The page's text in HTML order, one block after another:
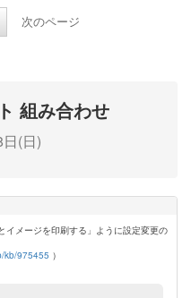
次のページ
組み合わせ
(日)
イメージを印刷する」ように設定変更の
kb/975455 ）